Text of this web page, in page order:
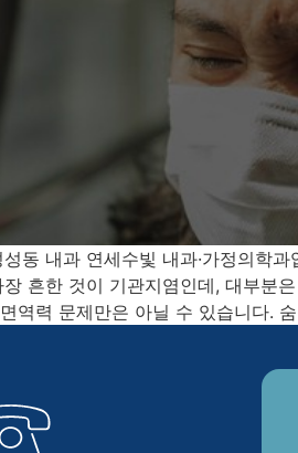
동 내과 연세수빛 내과·가정의학
흔한 것이 기관지염인데, 대부분
역력 문제만은 아닐 수 있습니다.